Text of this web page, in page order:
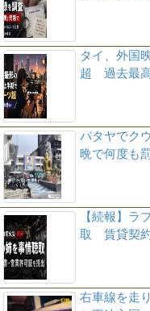
タイ、外国
超 過去最
パタヤでク
晩で何度も罰
【続報】ラ
取 賃貸契約
右車線を走